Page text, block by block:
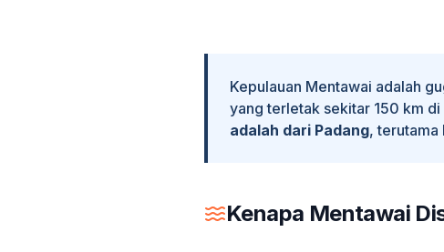
Kepulauan Mentawai adalah
yang terletak sekitar 150 km
adalah dari Padang, terutama
Kenapa Mentawai